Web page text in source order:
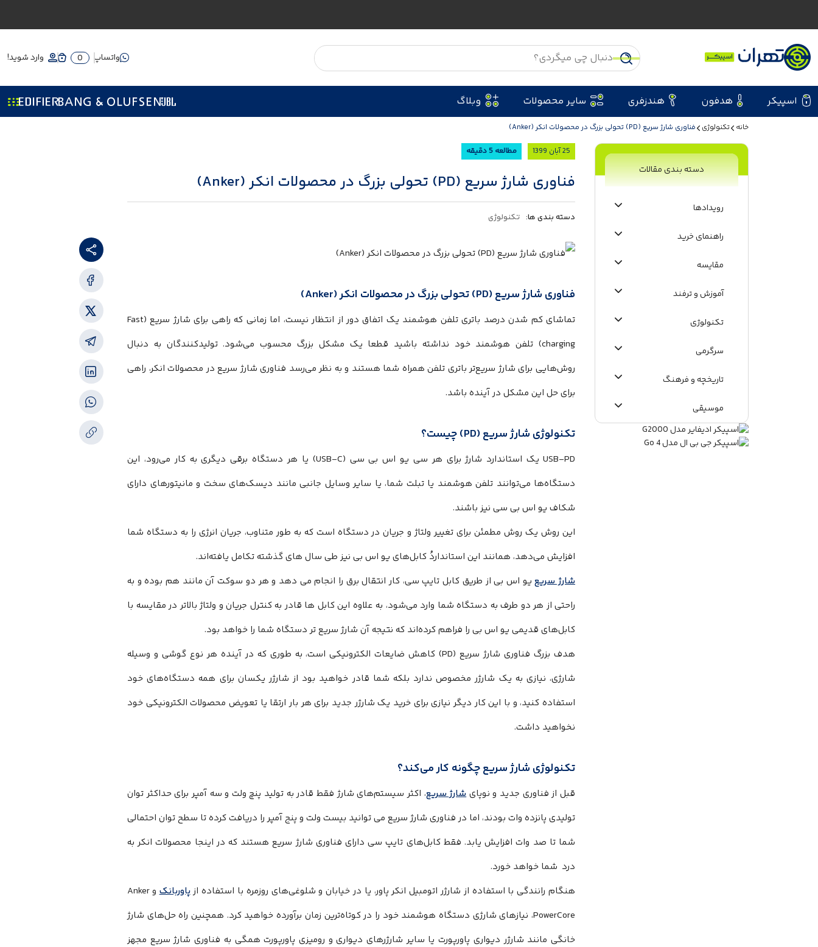
واتساپ 0 وارد شوید!
اسپیکر هدفون هندزفری سایر محصولات وبلاگ
خانه تکنولوژی فناوری شارژ سریع (PD) تحولی بزرگ در محصولات انکر (Anker)
دسته بندی مقالات
رویدادها
راهنمای خرید
مقایسه
آموزش و ترفند
تکنولوژی
سرگرمی
تاریخچه و فرهنگ
موسیقی
اطلاعات عمومی
25 آبان 1399 مطالعه 5 دقیقه
فناوری شارژ سریع (PD) تحولی بزرگ در محصولات انکر (Anker)
دسته بندی ها: تکنولوژی
فناوری شارژ سریع (PD) تحولی بزرگ در محصولات انکر (Anker)
تماشای کم شدن درصد باتری تلفن هوشمند یک اتفاق دور از انتظار نیست، اما زمانی که راهی برای شارژ سریع (Fast
charging) تلفن هوشمند خود نداشته باشید قطعا یک مشکل بزرگ محسوب می‌شود. تولیدکنندگان به دنبال
روش‌هایی برای شارژ سریع‌تر باتری تلفن همراه شما هستند و به نظر می‌رسد فناوری شارژ سریع در محصولات انکر، راهی
برای حل این مشکل در آینده باشد.
تکنولوژی شارژ سریع (PD) چیست؟
USB-PDیک استاندارد شارژ برای هر سی یو اس بی سی (USB-C) یا هر دستگاه برقی دیگری به کار می‌رود، این
دستگاه‌ها می‌توانند تلفن هوشمند یا تبلت شما، یا سایر وسایل جانبی مانند دیسک‌های سخت و مانیتورهای دارای
شکاف یو اس بی سی نیز باشند.
این روش یک روش مطمئن برای تغییر ولتاژ و جریان در دستگاه است که به طور متناوب، جریان انرژی را به دستگاه شما
افزایش می‌دهد، همانند این استانداردُ کابل‌های یو اس بی نیز طی سال های گذشته تکامل یافته‌اند.
شارژ سریعیو اس بی از طریق کابل تایپ سی، کار انتقال برق را انجام می دهد و هر دو سوکت آن مانند هم بوده و به
راحتی از هر دو طرف به دستگاه شما وارد می‌شود، به علاوه این کابل ها قادر به کنترل جریان و ولتاژ بالاتر در مقایسه با
کابل‌های قدیمی یو اس بی را فراهم کرده‌اند که نتیجه آن شارژ سریع تر دستگاه شما را خواهد بود.
هدف بزرگ فناوری شارژ سریع (PD) کاهش ضایعات الکترونیکی است، به طوری که در آینده هر نوع گوشی و وسیله
شارژی، نیازی به یک شارژر مخصوص ندارد بلکه شما قادر خواهید بود از شارژر یکسان برای همه دستگاه‌های خود
استفاده کنید، و با این کار دیگر نیازی برای خرید یک شارژر جدید برای هر بار ارتقا یا تعویض محصولات الکترونیکی خود
نخواهید داشت.
تکنولوژی شارژ سریع چگونه کار می‌کند؟
قبل از فناوری جدید و نوپایشارژ سریع، اکثر سیستم‌های شارژ فقط قادر به تولید پنچ ولت و سه آمپر برای حداکثر توان
تولیدی پانزده وات بودند، اما در فناوری شارژ سریع می توانید بیست ولت و پنج آمپر را دریافت کرده تا سطح توان احتمالی
شما تا صد وات افزایش یابد. فقط کابل‌های تایپ سی دارای فناوری شارژ سریع هستند که در اینجا محصولات انکر به
درد شما خواهد خورد.
هنگام رانندگی با استفاده از شارژر اتومبیل انکر پاور، یا در خیابان و شلوغی‌های روزمره با استفاده ازپاوربانکوAnker
PowerCore، نیازهای شارژی دستگاه هوشمند خود را در کوتاه‌ترین زمان برآورده خواهید کرد. همچنین راه حل‌های شارژ
خانگی مانند شارژر دیواری پاورپورت یا سایر شارژر‌های دیواری و رومیزی پاورپورت همگی به فناوری شارژ سریع مجهز